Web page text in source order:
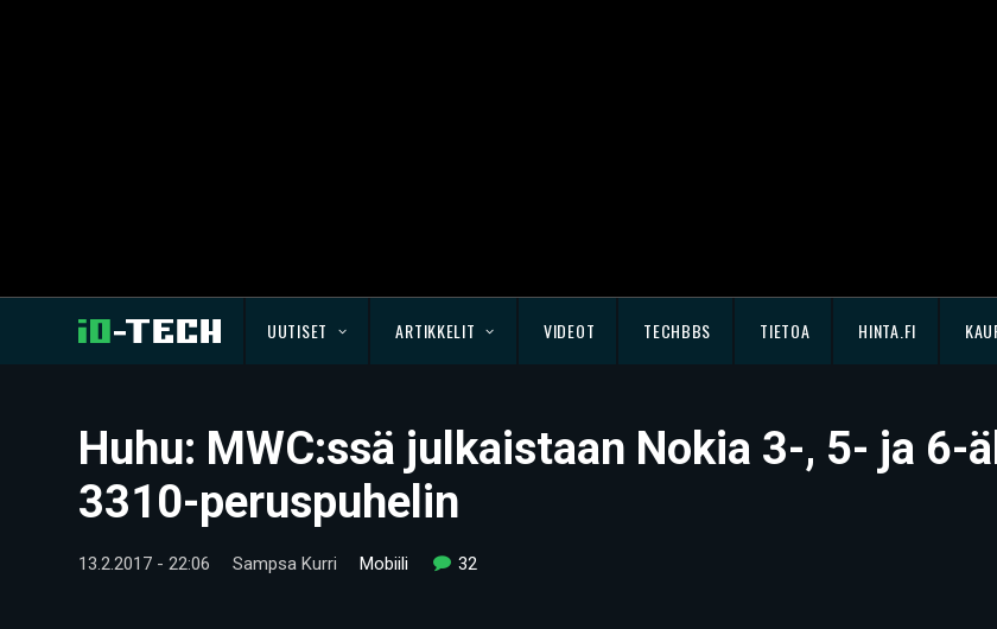
UUTISET ARTIKKELIT VIDEOT TECHBBS TIETOA HINTA.FI
Huhu: MWC:ssä julkaistaan Nokia 3-, 5- ja
3310-peruspuhelin
13.2.2017 - 22:06 Sampsa Kurri Mobiili 32